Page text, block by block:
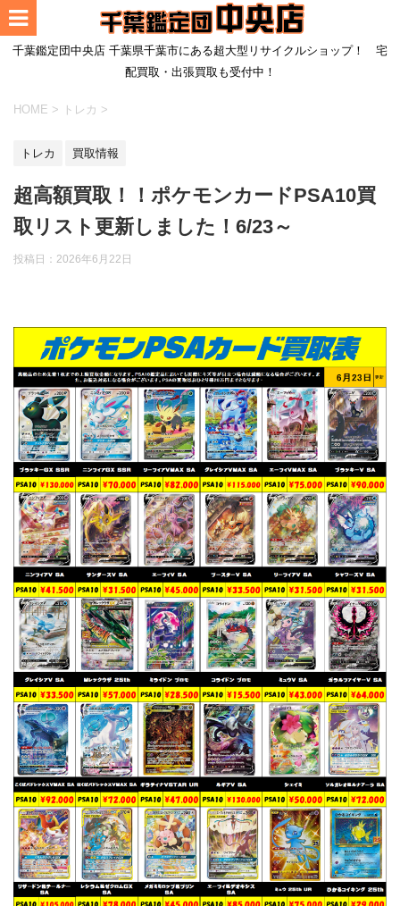
千葉鑑定団中央店 千葉県千葉市にある超大型リサイクルショップ！ 宅
配買取・出張買取も受付中！
HOME > トレカ >
トレカ 買取情報
超高額買取！！ポケモンカードPSA10買
取リスト更新しました！6/23～
投稿日： 2026年6月22日